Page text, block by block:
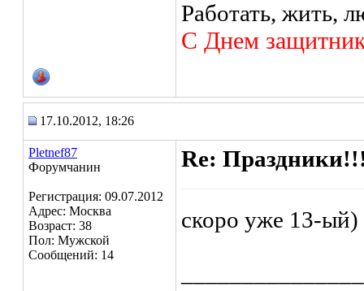
Работать, жить,
С Днем
17.10.2012, 18:26
Pletnef87
Форумчанин
Регистрация: 09.07.2012
Адрес: Москва
Возраст: 38
Пол: Мужской
Сообщений: 14
Re:
скоро уже 13-ый)